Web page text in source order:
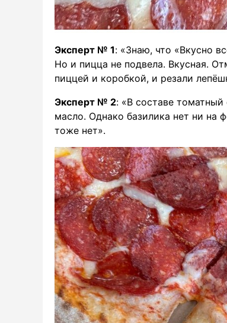
Эксперт № 1: «Знаю, что «Вкусно
Но и пицца не подвела. Вкусная.
пиццей и коробкой, и резали
Эксперт № 2: «В составе
масло. Однако базилика нет ни на
тоже нет».